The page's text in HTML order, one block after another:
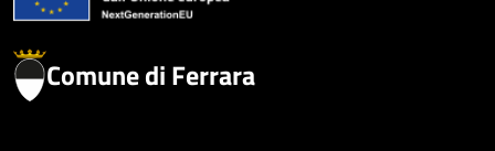
Comune di Ferrara